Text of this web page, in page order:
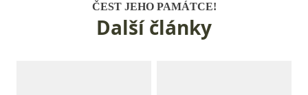
ČEST JEHO PAMÁTCE!
Další články